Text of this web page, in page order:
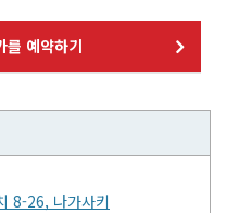
를 예약하기
8-26, 나가사키